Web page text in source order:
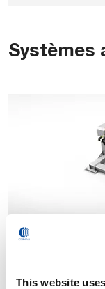
This website
Systèmes
Positionneurs